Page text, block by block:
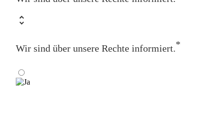
Wir sind über unsere Rechte informiert.*